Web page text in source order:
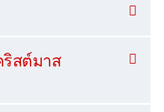
ริสต์มาส